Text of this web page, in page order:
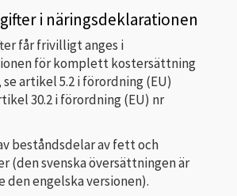
i näringsdeklarationen
får frivilligt anges i
för komplett kostersättning
artikel 5.2 i förordning (EU)
30.2 i förordning (EU) nr
beståndsdelar av fett och
(den svenska översättningen är
den engelska versionen).